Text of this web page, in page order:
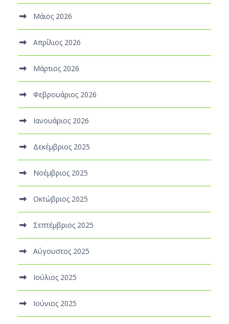
Μάιος 2026
Απρίλιος 2026
Μάρτιος 2026
Φεβρουάριος 2026
Ιανουάριος 2026
Δεκέμβριος 2025
Νοέμβριος 2025
Οκτώβριος 2025
Σεπτέμβριος 2025
Αύγουστος 2025
Ιούλιος 2025
Ιούνιος 2025